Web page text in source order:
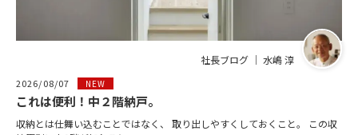
社長ブログ ｜ 水嶋 淳
2026/08/07 NEW
これは便利！中２階納戸。
収納とは仕舞い込むことではなく、 取り出しやすくしておくこと。 この収